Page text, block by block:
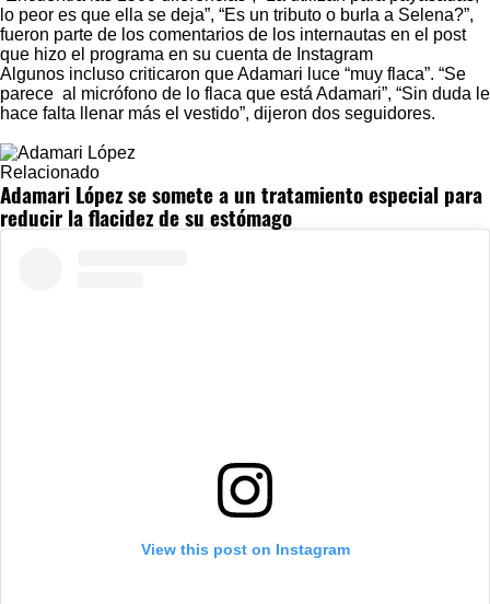
lo peor es que ella se deja”, “Es un tributo o burla a Selena?”,
fueron parte de los comentarios de los internautas en el post
que hizo el programa en su cuenta de Instagram
Algunos incluso criticaron que Adamari luce “muy flaca”. “Se
parece al micrófono de lo flaca que está Adamari”, “Sin duda le
hace falta llenar más el vestido”, dijeron dos seguidores.
Relacionado
Adamari López se somete a un tratamiento especial para
reducir la flacidez de su estómago
View this post on Instagram